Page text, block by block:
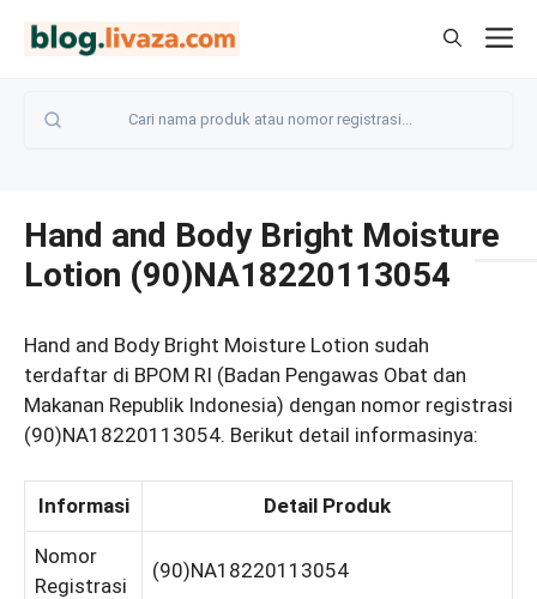
Hand and Body Bright Moisture
Lotion (90)NA18220113054
Hand and Body Bright Moisture Lotion sudah
terdaftar di BPOM RI (Badan Pengawas Obat dan
Makanan Republik Indonesia) dengan nomor registrasi
(90)NA18220113054. Berikut detail informasinya:
Informasi Detail Produk
Nomor
Registrasi
(90)NA18220113054